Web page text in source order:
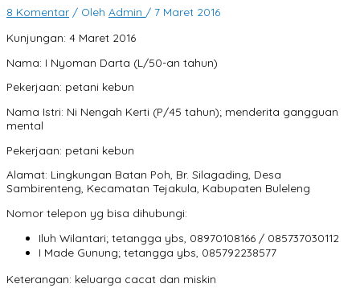
8 Komentar / Oleh Admin / 7 Maret 2016
Kunjungan: 4 Maret 2016
Nama: I Nyoman Darta (L/50-an tahun)
Pekerjaan: petani kebun
Nama Istri: Ni Nengah Kerti (P/45 tahun); menderita gangguan
mental
Pekerjaan: petani kebun
Alamat: Lingkungan Batan Poh, Br. Silagading, Desa
Sambirenteng, Kecamatan Tejakula, Kabupaten Buleleng
Nomor telepon yg bisa dihubungi:
Iluh Wilantari; tetangga ybs, 08970108166 / 085737030112
I Made Gunung; tetangga ybs, 085792238577
Keterangan: keluarga cacat dan miskin